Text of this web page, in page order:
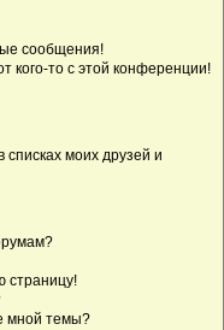
сообщения!
кого-то с этой конференции!
списках моих друзей и
страницу!
мной темы?